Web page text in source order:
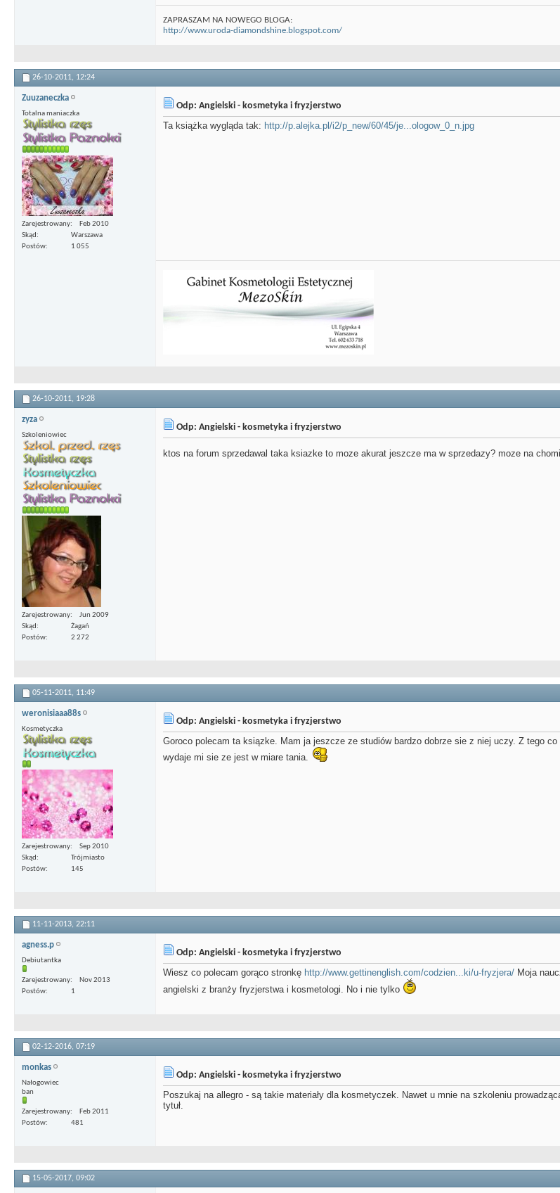
ZAPRASZAM NA NOWEGO BLOGA:
http://www.uroda-diamondshine.blogspot.com/
26-10-2011, 12:24
Zuuzaneczka
Totalna maniaczka
Zarejestrowany
Feb 2010
Skąd
Warszawa
Postów
1 055
Odp: Angielski - kosmetyka i fryzjerstwo
Ta książka wygląda tak: http://p.alejka.pl/i2/p_new/60/45/je...ologow_0_n.jpg
26-10-2011, 19:28
zyza
Szkoleniowiec
Zarejestrowany
Jun 2009
Skąd
Żagań
Postów
2 272
Odp: Angielski - kosmetyka i fryzjerstwo
ktos na forum sprzedawal taka ksiazke to moze akurat jeszcze ma w sprzedazy? moze na
05-11-2011, 11:49
weronisiaaa88s
Kosmetyczka
Zarejestrowany
Sep 2010
Skąd
Trójmiasto
Postów
145
Odp: Angielski - kosmetyka i fryzjerstwo
Goroco polecam ta ksiązke. Mam ja jeszcze ze studiów bardzo dobrze sie z niej uczy. Z tego
wydaje mi sie ze jest w miare tania.
11-11-2013, 22:11
agness.p
Debiutantka
Zarejestrowany
Nov 2013
Postów
1
Odp: Angielski - kosmetyka i fryzjerstwo
Wiesz co polecam gorąco stronkę http://www.gettinenglish.com/codzien...ki/u-fryzjera/ Moja
angielski z branży fryzjerstwa i kosmetologi. No i nie tylko
02-12-2016, 07:19
monkas
Nałogowiec
ban
Zarejestrowany
Feb 2011
Postów
481
Odp: Angielski - kosmetyka i fryzjerstwo
Poszukaj na allegro - są takie materiały dla kosmetyczek. Nawet u mnie na szkoleniu
tytuł.
15-05-2017, 09:02